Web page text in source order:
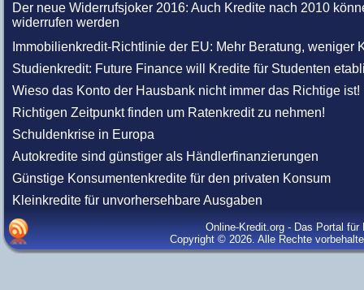
Der neue Widerrufsjoker 2016: Auch Kredite nach 2010
widerrufen werden
Immobilienkredit-Richtlinie der EU: Mehr Beratung, weniger
Studienkredit: Future Finance will Kredite für Studenten
Wieso das Konto der Hausbank nicht immer das Richtige ist!
Richtigen Zeitpunkt finden um Ratenkredit zu nehmen!
Schuldenkrise in Europa
Autokredite sind günstiger als Händlerfinanzierungen
Günstige Konsumentenkredite für den privaten Konsum
Kleinkredite für unvorhersehbare Ausgaben
Online-Kredit.org - Das Portal
Copyright © 2026. Alle Rechte